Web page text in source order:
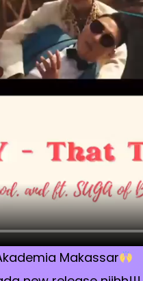
Makassar